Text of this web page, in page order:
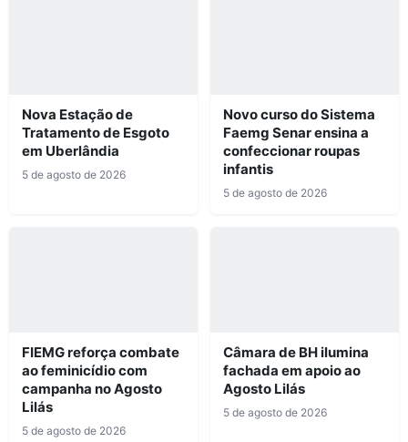
Nova Estação de
Tratamento de Esgoto
em Uberlândia
5 de agosto de 2026
Novo curso do Sistema
Faemg Senar ensina a
confeccionar roupas
infantis
5 de agosto de 2026
FIEMG reforça combate
ao feminicídio com
campanha no Agosto
Lilás
5 de agosto de 2026
Câmara de BH ilumina
fachada em apoio ao
Agosto Lilás
5 de agosto de 2026